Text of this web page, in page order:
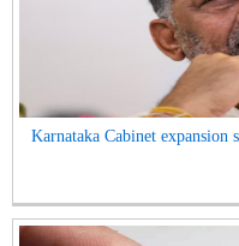
Karnataka Cabinet expansion